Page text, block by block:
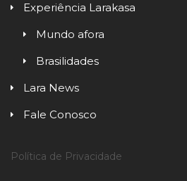
Experiência Larakasa
Mundo afora
Brasilidades
Lara News
Fale Conosco
Política de Privacidade